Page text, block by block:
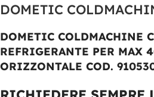
DOMETIC
DOMETIC COLDMACHINE
REFRIGERANTE PER MAX
ORIZZONTALE COD.